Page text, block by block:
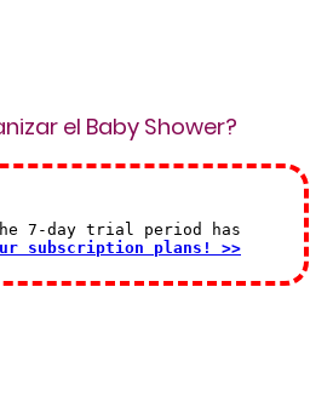
el Baby Shower?